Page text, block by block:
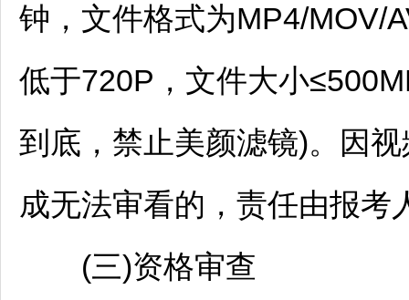
钟，文件格式为MP4/MOV/
低于720P，文件大小
到底，禁止美颜滤镜)。因
成无法审看的，责任由报考
(三)资格审查